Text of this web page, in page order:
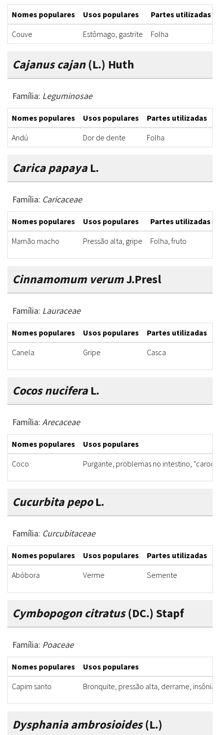
Nomes populares Usos populares Partes utilizadas
Couve
Estômago, gastrite Folha
Cajanus cajan(L.) Huth
Família: Leguminosae
Nomes populares Usos populares Partes utilizadas
Andú
Dor de dente Folha
Carica papayaL.
Família: Caricaceae
Nomes populares Usos populares Partes utilizadas
Mamão macho
Pressão alta, gripe Folha, fruto
Cinnamomum verumJ.Presl
Família: Lauraceae
Nomes populares Usos populares Partes utilizadas
Canela
Gripe Casca
Cocos nuciferaL.
Família: Arecaceae
Nomes populares
Usos populares
Coco
Purgante, problemas no intestino,
Cucurbita pepoL.
Família: Curcubitaceae
Nomes populares Usos populares Partes utilizadas
Abóbora
Verme Semente
Cymbopogon citratus(DC.) Stapf
Família: Poaceae
Nomes populares
Usos populares
Capim santo
Bronquite, pressão alta, derrame, insônia
Dysphania ambrosioides(L.)